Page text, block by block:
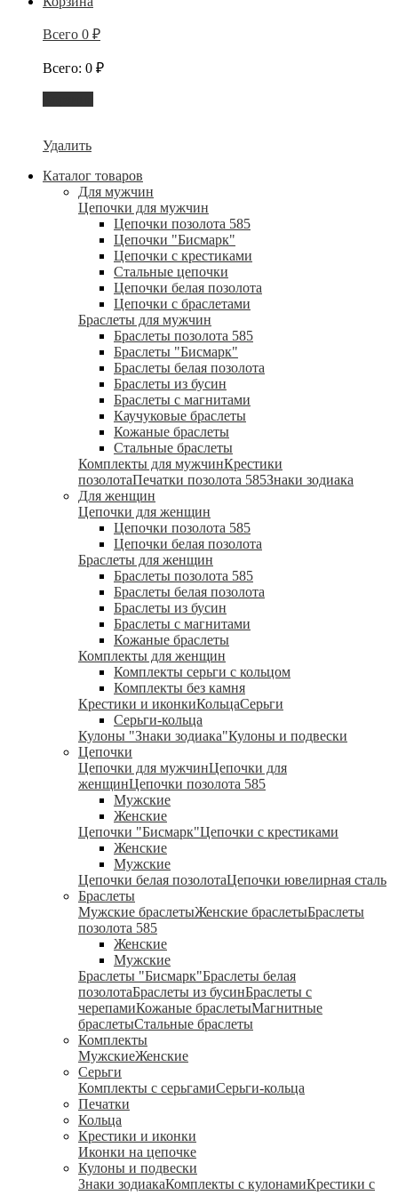
Всего 0 ₽
Всего: 0 ₽
Удалить
Каталог товаров
Для мужчин
Цепочки для мужчин
Цепочки позолота 585
Цепочки "Бисмарк"
Цепочки с крестиками
Стальные цепочки
Цепочки белая позолота
Цепочки с браслетами
Браслеты для мужчин
Браслеты позолота 585
Браслеты "Бисмарк"
Браслеты белая позолота
Браслеты из бусин
Браслеты с магнитами
Каучуковые браслеты
Кожаные браслеты
Стальные браслеты
Комплекты для мужчинКрестики
позолотаПечатки позолота 585Знаки зодиака
Для женщин
Цепочки для женщин
Цепочки позолота 585
Цепочки белая позолота
Браслеты для женщин
Браслеты позолота 585
Браслеты белая позолота
Браслеты из бусин
Браслеты с магнитами
Кожаные браслеты
Комплекты для женщин
Комплекты серьги с кольцом
Комплекты без камня
Крестики и иконкиКольцаСерьги
Серьги-кольца
Кулоны "Знаки зодиака"Кулоны и подвески
Цепочки
Цепочки для мужчинЦепочки для
женщинЦепочки позолота 585
Мужские
Женские
Цепочки "Бисмарк"Цепочки с крестиками
Женские
Мужские
Цепочки белая позолотаЦепочки ювелирная сталь
Браслеты
Мужские браслетыЖенские браслетыБраслеты
позолота 585
Женские
Мужские
Браслеты "Бисмарк"Браслеты белая
позолотаБраслеты из бусинБраслеты с
черепамиКожаные браслетыМагнитные
браслетыСтальные браслеты
Комплекты
МужскиеЖенские
Серьги
Комплекты с серьгамиСерьги-кольца
Печатки
Кольца
Крестики и иконки
Иконки на цепочке
Кулоны и подвески
Знаки зодиакаКомплекты с кулонамиКрестики с